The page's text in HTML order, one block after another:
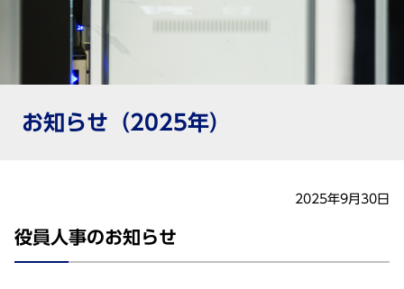
お知らせ（2025年）
2025年9月30日
役員人事のお知らせ